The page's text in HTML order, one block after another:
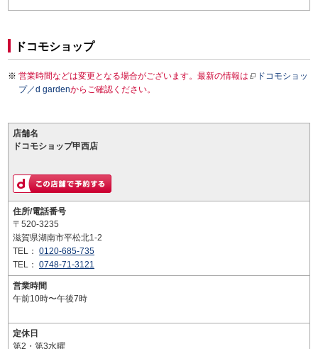
ドコモショップ
営業時間などは変更となる場合がございます。最新の情報は
ドコモショッ
プ／d gardenからご確認ください。
店舗名
ドコモショップ甲西店
住所/電話番号
〒520-3235
滋賀県湖南市平松北1-2
TEL： 0120-685-735
TEL： 0748-71-3121
営業時間
午前10時〜午後7時
定休日
第2・第3水曜